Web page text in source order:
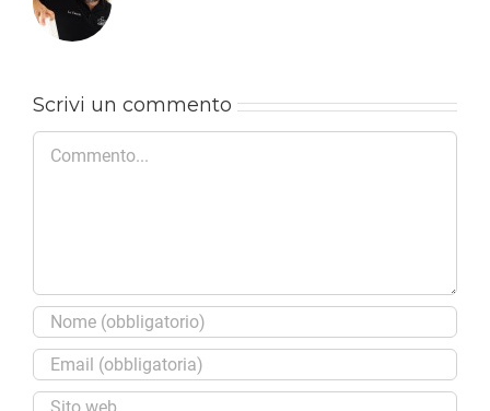
Scrivi un commento
Commento